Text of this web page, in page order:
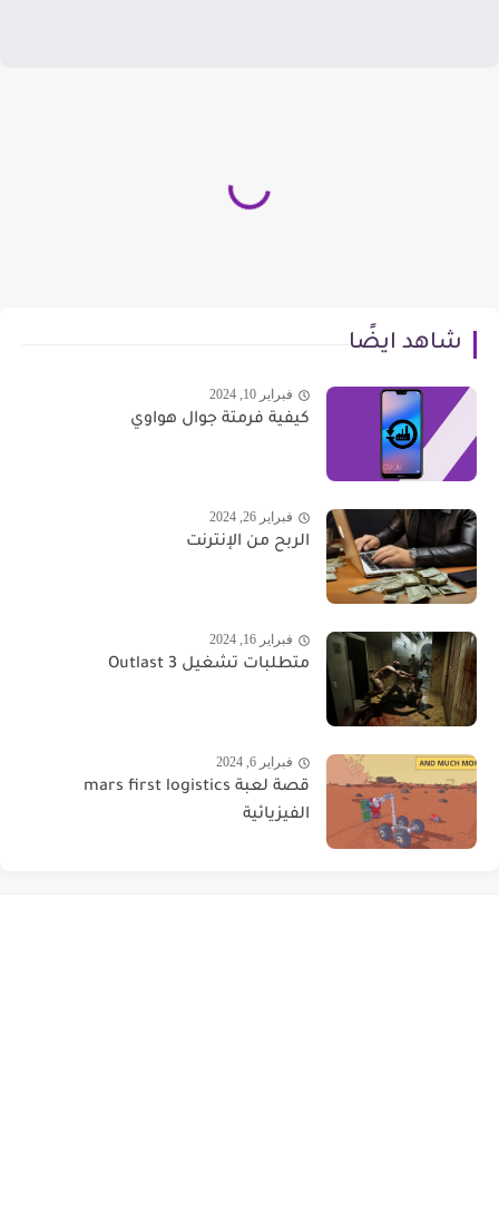
شاهد ايضًا
فبراير 10, 2024
كيفية فرمتة جوال هواوي
فبراير 26, 2024
الربح من الإنترنت
فبراير 16, 2024
متطلبات تشغيل Outlast 3
فبراير 6, 2024
قصة لعبة mars first logistics
الفيزيائية